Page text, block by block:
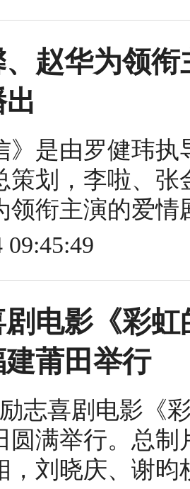
赵华为领
》是由罗健玮
策划，李啦、
领衔主演的爱情
09:45:49
电影《彩
莆田举行
志喜剧电影《
圆满举行。总
，刘晓庆、谢